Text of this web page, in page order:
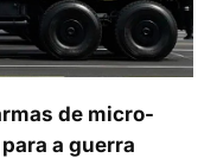
de micro-
a guerra